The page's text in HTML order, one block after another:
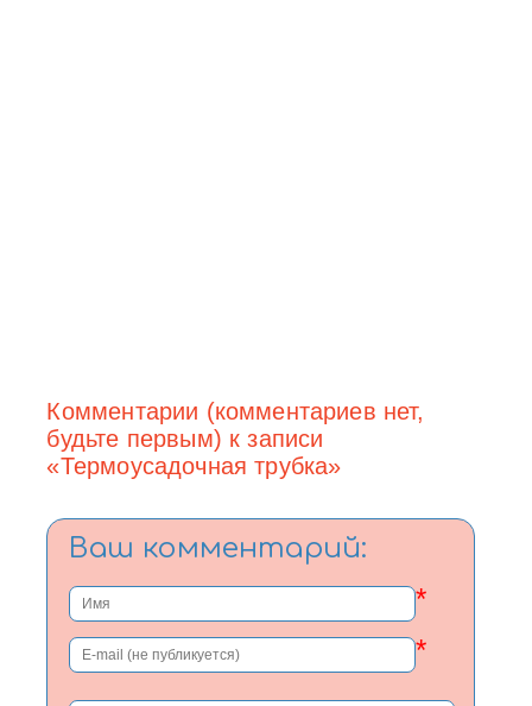
Комментарии (комментариев нет,
будьте первым) к записи
«Термоусадочная трубка»
Ваш комментарий:
*
*